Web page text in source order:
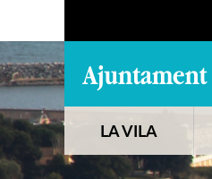
LA VILA